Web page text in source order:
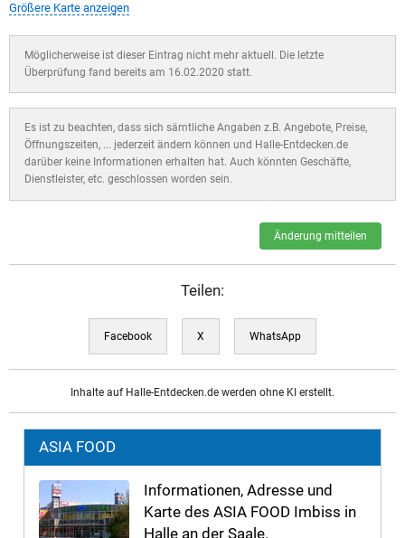
Größere Karte anzeigen
Möglicherweise ist dieser Eintrag nicht mehr aktuell. Die letzte
Überprüfung fand bereits am 16.02.2020 statt.
Es ist zu beachten, dass sich sämtliche Angaben z.B. Angebote, Preise,
Öffnungszeiten, ... jederzeit ändern können und Halle-Entdecken.de
darüber keine Informationen erhalten hat. Auch könnten Geschäfte,
Dienstleister, etc. geschlossen worden sein.
Änderung mitteilen
Teilen:
Facebook X WhatsApp
Inhalte auf Halle-Entdecken.de werden ohne KI erstellt.
ASIA FOOD
Informationen, Adresse und
Karte des ASIA FOOD Imbiss in
Halle an der Saale.